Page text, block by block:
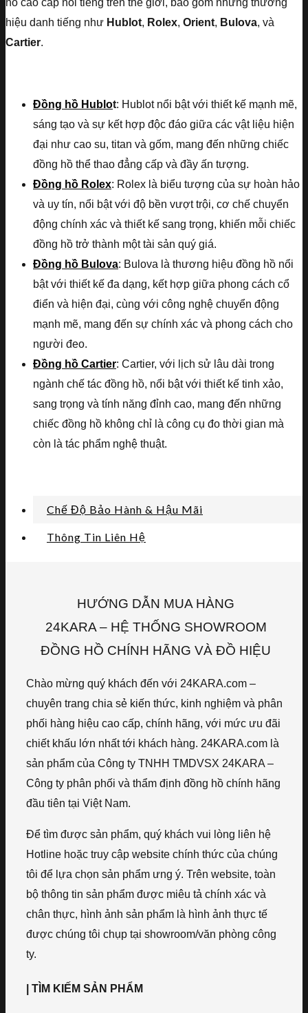
hồ cao cấp nổi tiếng trên thế giới, bao gồm những thương
hiệu danh tiếng như Hublot, Rolex, Orient, Bulova, và
Cartier.
Đồng hồ Hublot: Hublot nổi bật với thiết kế mạnh mẽ,
sáng tạo và sự kết hợp độc đáo giữa các vật liệu hiện
đại như cao su, titan và gốm, mang đến những chiếc
đồng hồ thể thao đẳng cấp và đầy ấn tượng.
Đồng hồ Rolex: Rolex là biểu tượng của sự hoàn hảo
và uy tín, nổi bật với độ bền vượt trội, cơ chế chuyển
động chính xác và thiết kế sang trọng, khiến mỗi chiếc
đồng hồ trở thành một tài sản quý giá.
Đồng hồ Bulova: Bulova là thương hiệu đồng hồ nổi
bật với thiết kế đa dạng, kết hợp giữa phong cách cổ
điển và hiện đại, cùng với công nghệ chuyển động
mạnh mẽ, mang đến sự chính xác và phong cách cho
người đeo.
Đồng hồ Cartier: Cartier, với lịch sử lâu dài trong
ngành chế tác đồng hồ, nổi bật với thiết kế tinh xảo,
sang trọng và tính năng đỉnh cao, mang đến những
chiếc đồng hồ không chỉ là công cụ đo thời gian mà
còn là tác phẩm nghệ thuật.
Chế Độ Bảo Hành & Hậu Mãi
Thông Tin Liên Hệ
HƯỚNG DẪN MUA HÀNG
24KARA – HỆ THỐNG SHOWROOM
ĐỒNG HỒ CHÍNH HÃNG VÀ ĐỒ HIỆU
Chào mừng quý khách đến với 24KARA.com –
chuyên trang chia sẻ kiến thức, kinh nghiệm và phân
phối hàng hiệu cao cấp, chính hãng, với mức ưu đãi
chiết khấu lớn nhất tới khách hàng. 24KARA.com là
sản phẩm của Công ty TNHH TMDVSX 24KARA –
Công ty phân phối và thẩm định đồng hồ chính hãng
đầu tiên tại Việt Nam.
Để tìm được sản phẩm, quý khách vui lòng liên hệ
Hotline hoặc truy cập website chính thức của chúng
tôi để lựa chọn sản phẩm ưng ý. Trên website, toàn
bộ thông tin sản phẩm được miêu tả chính xác và
chân thực, hình ảnh sản phẩm là hình ảnh thực tế
được chúng tôi chụp tại showroom/văn phòng công
ty.
| TÌM KIẾM SẢN PHẨM